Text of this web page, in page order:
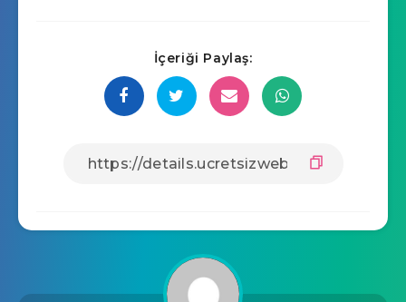
İçeriği Paylaş: